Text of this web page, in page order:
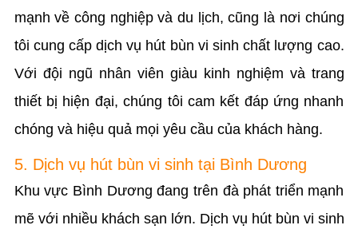
mạnh về công nghiệp và du lịch, cũng là nơi chúng
tôi cung cấp dịch vụ hút bùn vi sinh chất lượng cao.
Với đội ngũ nhân viên giàu kinh nghiệm và trang
thiết bị hiện đại, chúng tôi cam kết đáp ứng nhanh
chóng và hiệu quả mọi yêu cầu của khách hàng.
5. Dịch vụ hút bùn vi sinh tại Bình Dương
Khu vực Bình Dương đang trên đà phát triển mạnh
mẽ với nhiều khách sạn lớn. Dịch vụ hút bùn vi sinh